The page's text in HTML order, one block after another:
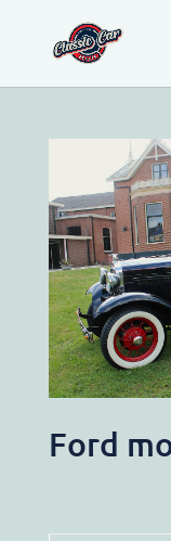
Ford